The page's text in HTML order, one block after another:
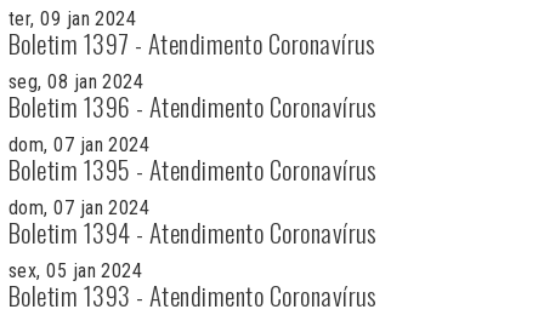
ter, 09 jan 2024
Boletim 1397 - Atendimento Coronavírus
seg, 08 jan 2024
Boletim 1396 - Atendimento Coronavírus
dom, 07 jan 2024
Boletim 1395 - Atendimento Coronavírus
dom, 07 jan 2024
Boletim 1394 - Atendimento Coronavírus
sex, 05 jan 2024
Boletim 1393 - Atendimento Coronavírus